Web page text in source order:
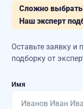
Сложно
Наш эксперт
Оставьте заявку и
подборку от
Имя